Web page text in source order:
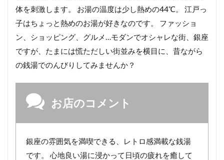
体を刺激します。 お湯の温度は少し熱めの44℃。 江戸っ
子はちょっと熱めのお湯が好きなのです。 ファッショ
ン、ショッピング、グルメ…モダンでオシャレな街、銀座
ですが、たまには慌ただしい街並みを横目に、昔ながら
の銭湯でのんびりしてみませんか？
お店のコメント
銀座の雰囲気を満喫できる、レトロ感満載な銭湯
です。 心地良い湯に浸かって日頃の疲れを癒して